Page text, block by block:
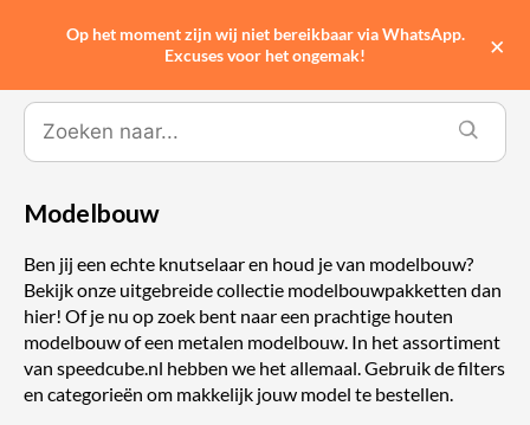
Modelbouw
Ben jij een echte knutselaar en houd je van modelbouw?
Bekijk onze uitgebreide collectie modelbouwpakketten dan
hier! Of je nu op zoek bent naar een prachtige houten
modelbouw of een metalen modelbouw. In het assortiment
van speedcube.nl hebben we het allemaal. Gebruik de filters
en categorieën om makkelijk jouw model te bestellen.
Op het moment zijn wij niet bereikbaar via WhatsApp.
Excuses voor het ongemak!
×